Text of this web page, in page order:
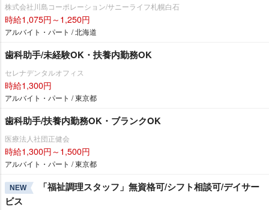
株式会社川島コーポレーション/サニーライフ札幌白石
時給1,075円～1,250円
アルバイト・パート / 北海道
歯科助手/未経験OK・扶養内勤務OK
セレナデンタルオフィス
時給1,300円
アルバイト・パート / 東京都
歯科助手/扶養内勤務OK・ブランクOK
医療法人社団正健会
時給1,300円～1,500円
アルバイト・パート / 東京都
NEW
「福祉調理スタッフ」無資格可/シフト相談可/デイサー
ビス